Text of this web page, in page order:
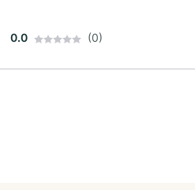
0.0 (0)